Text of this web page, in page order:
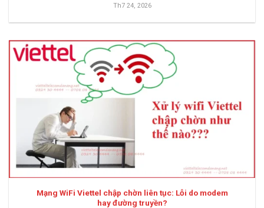
Th7 24, 2026
Mạng WiFi Viettel chập chờn liên tục: Lỗi do modem
hay đường truyền?